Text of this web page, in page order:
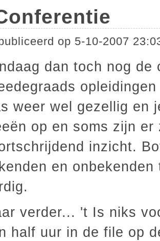
op 5-10-2007
dan toch nog
weer wel gezellig en
op en soms zijn er
inzicht.
en
verder... 't Is niks
half uur in de file op